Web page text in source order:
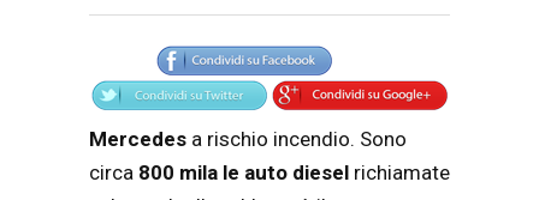
Articolo
Testo articolo principale
Mercedes a rischio incendio. Sono
circa 800 mila le auto diesel richiamate